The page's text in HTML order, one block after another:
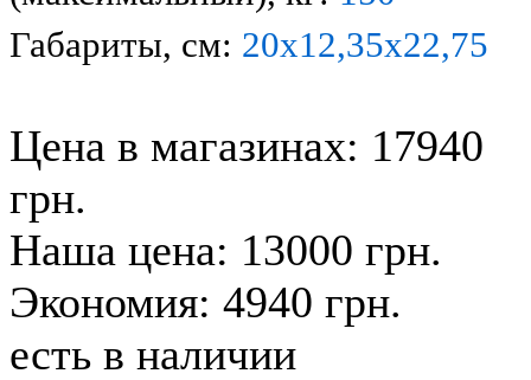
Габариты, см: 20х12,35х22,75
Цена в магазинах: 17940
грн.
Наша цена: 13000 грн.
Экономия: 4940 грн.
есть в наличии